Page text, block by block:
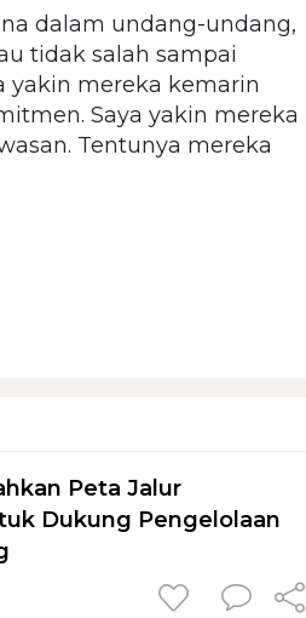
dalam undang-undang,
tidak salah sampai
yakin mereka kemarin
Saya yakin mereka
Tentunya mereka
Peta Jalur
Dukung Pengelolaan